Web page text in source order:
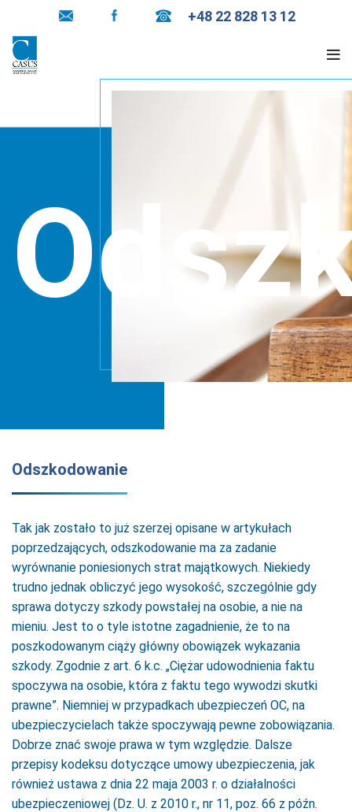
+48 22 828 13 12
Odszkodowanie
Tak jak zostało to już szerzej opisane w artykułach
poprzedzających, odszkodowanie ma za zadanie
wyrównanie poniesionych strat majątkowych. Niekiedy
trudno jednak obliczyć jego wysokość, szczególnie gdy
sprawa dotyczy szkody powstałej na osobie, a nie na
mieniu. Jest to o tyle istotne zagadnienie, że to na
poszkodowanym ciąży główny obowiązek wykazania
szkody. Zgodnie z art. 6 k.c. „Ciężar udowodnienia faktu
spoczywa na osobie, która z faktu tego wywodzi skutki
prawne”. Niemniej w przypadkach ubezpieczeń OC, na
ubezpieczycielach także spoczywają pewne zobowiązania.
Dobrze znać swoje prawa w tym względzie. Dalsze
przepisy kodeksu dotyczące umowy ubezpieczenia, jak
również ustawa z dnia 22 maja 2003 r. o działalności
ubezpieczeniowej (Dz. U. z 2010 r., nr 11, poz. 66 z późn.